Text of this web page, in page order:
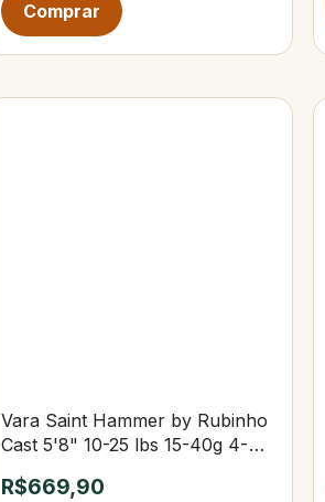
Vara Saint Hammer by Rubinho
Cast 5'8" 10-25 lbs 15-40g 4-
R$669,90